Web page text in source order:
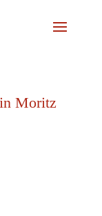
Moritz